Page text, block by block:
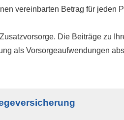
vereinbarten Betrag für jeden
Die Beiträge zu
als Vorsorgeaufwendungen